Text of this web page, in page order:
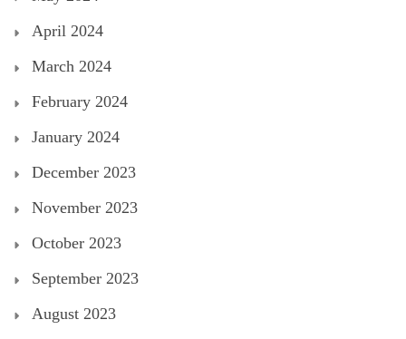
April 2024
March 2024
February 2024
January 2024
December 2023
November 2023
October 2023
September 2023
August 2023